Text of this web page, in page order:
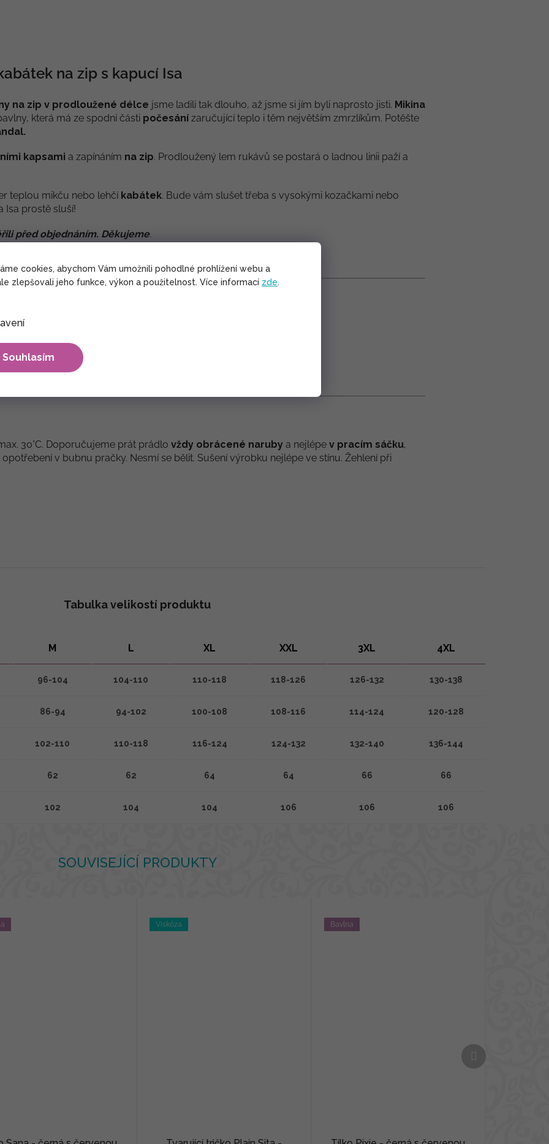
cookies, abychom Vám umožnili pohodlné prohlížení webu a
zlepšovali jeho funkce, výkon a použitelnost. Více informací zde.
Souhlasím
SOUVISEJÍCÍ PRODUKTY
Viskóza Bavlna
Další
produkt
na zip s kapucí Isa
na zip v prodloužené délce jsme ladili tak dlouho, až jsme si jím byli naprosto jisti. Mikina
která má ze spodní části počesání zaručující teplo i těm největším zmrzlíkům. Potěšte
kapsami a zapínáním na zip. Prodloužený lem rukávů se postará o ladnou linii paží a
teplou mikču nebo lehčí kabátek. Bude vám slušet třeba s vysokými kozačkami nebo
Isa prostě sluší!
před objednáním. Děkujeme.
Z rubu je látka počesaná, má jemný vlas, a o to více hřeje.
30°C. Doporučujeme prát prádlo vždy obrácené naruby a nejlépe v pracím sáčku,
v bubnu pračky. Nesmí se bělit. Sušení výrobku nejlépe ve stínu. Žehlení při
Tabulka velikostí produktu
M L XL XXL 3XL 4XL
96-104 104-110 110-118 118-126 126-132 130-138
86-94 94-102 100-108 108-116 114-124 120-128
102-110 110-118 116-124 124-132 132-140 136-144
62 62 64 64 66 66
102 104 104 106 106 106